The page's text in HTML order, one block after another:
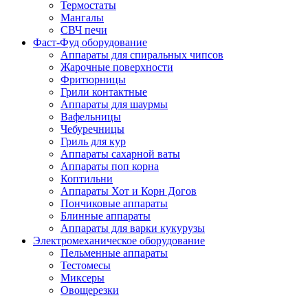
Термостаты
Мангалы
СВЧ печи
Фаст-Фуд оборудование
Аппараты для спиральных чипсов
Жарочные поверхности
Фритюрницы
Грили контактные
Аппараты для шаурмы
Вафельницы
Чебуречницы
Гриль для кур
Аппараты сахарной ваты
Аппараты поп корна
Коптильни
Аппараты Хот и Корн Догов
Пончиковые аппараты
Блинные аппараты
Аппараты для варки кукурузы
Электромеханическое оборудование
Пельменные аппараты
Тестомесы
Миксеры
Овощерезки